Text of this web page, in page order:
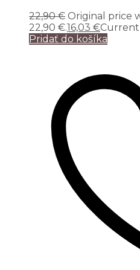
22,90€ Original price
22,90 €.16,03 €Current
Pridať do košíka